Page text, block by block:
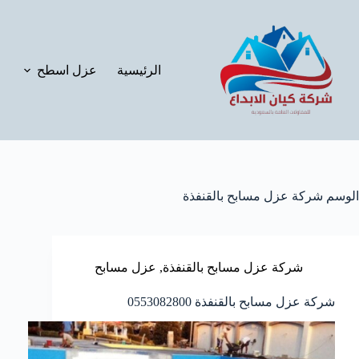
الرئيسية عزل اسطح
الوسم شركة عزل مسابح بالقنفذة
شركة عزل مسابح بالقنفذة, عزل مسابح
شركة عزل مسابح بالقنفذة 0553082800